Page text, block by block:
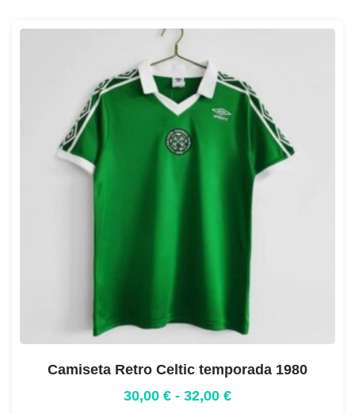
Camiseta Retro Celtic temporada 1980
30,00 € - 32,00 €